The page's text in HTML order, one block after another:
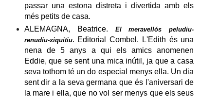
passar una estona distreta i divertidaamb els
més petits de casa.
ALEMAGNA, Beatrice. El meravellós peludiu-
renudiu-xiquitiu. EditorialCombel. L'Edith és una
nena de 5 anys a qui els amicsanomenen
Eddie,que se sent una mica inútil, ja que a casa
seva tothom té un do especial menys ella. Un dia
sentdira la seva germana que és l'aniversari de
la mare i ell a, que no vol ser menys que els seus